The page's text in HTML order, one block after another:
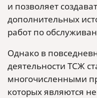
и позволяет
дополнительных
работ по
Однако в
деятельности ТСЖ
многочисленными
которых являются